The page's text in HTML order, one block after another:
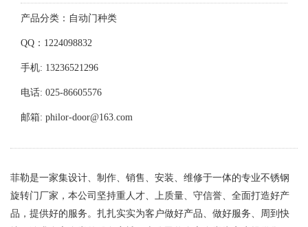
产品分类：自动门种类
QQ：1224098832
手机: 13236521296
电话: 025-86605576
邮箱: philor-door@163.com
菲勒是一家集设计、制作、销售、安装、维修于一体的专业不锈钢
旋转门厂家，本公司坚持重人才、上质量、守信誉、全面打造好产
品，提供好的服务。扎扎实实为客户做好产品、做好服务、周到快